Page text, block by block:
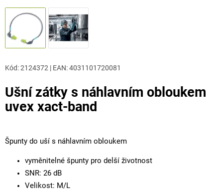
Ušní zátky s náhlavním obloukem
uvex xact-band
Kód:2124372 | EAN:4031101720081
Špunty do uší s náhlavním obloukem
vyměnitelné špunty pro delší životnost
SNR: 26 dB
Velikost: M/L